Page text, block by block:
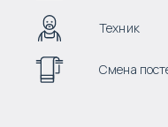
Техник
Смена